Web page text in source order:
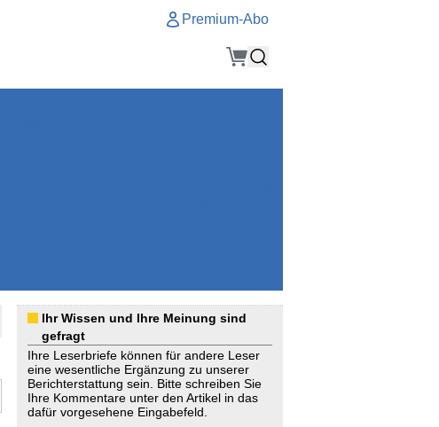
Premium-Abo
Ihr Wissen und Ihre Meinung sind
gefragt
Ihre Leserbriefe können für andere Leser
eine wesentliche Ergänzung zu unserer
Berichterstattung sein. Bitte schreiben Sie
Ihre Kommentare unter den Artikel in das
dafür vorgesehene Eingabefeld.